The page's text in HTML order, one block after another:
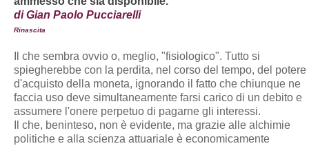
di Gian Paolo Pucciarelli
Rinascita
Il che sembra ovvio o, meglio, "fisiologico". Tutto si
spiegherebbe con la perdita, nel corso del tempo, del potere
d'acquisto della moneta, ignorando il fatto che chiunque ne
faccia uso deve simultaneamente farsi carico di un debito e
assumere l'onere perpetuo di pagarne gli interessi.
Il che, beninteso, non è evidente, ma grazie alle alchimie
politiche e alla scienza attuariale è economicamente